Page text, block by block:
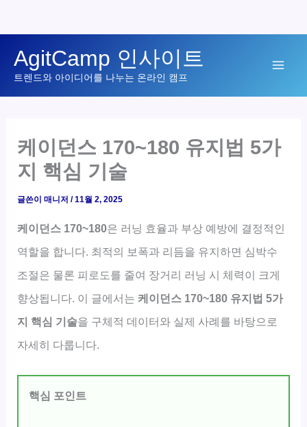
로
AgitCamp 인사이트
트렌드와 아이디어를 나누는 온라인 캠프
케이던스 170~180 유지법 5가
지 핵심 기술
글쓴이매니저/11월 2, 2025
케이던스 170~180은 러닝 효율과 부상 예방에 결정적인
역할을 합니다. 최적의 보폭과 리듬을 유지하면 심박수
조절은 물론 피로도를 줄여 장거리 러닝 시 체력이 크게
향상됩니다. 이 글에서는 케이던스 170~180 유지법 5가
지 핵심 기술을 구체적 데이터와 실제 사례를 바탕으로
자세히 다룹니다.
핵심 포인트